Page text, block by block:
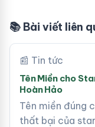
📚 Bài viết liên
📰 Tin tức
Tên Miền cho
Hoàn Hảo
Tên miền đúng
thất bại của